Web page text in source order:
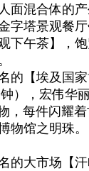
面混合体的产
字塔景观餐
下午茶】，
的【埃及国
），宏伟华
，每件闪耀着
物馆之明珠。
的大市场【